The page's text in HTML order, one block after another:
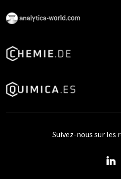
Suivez-nous sur les